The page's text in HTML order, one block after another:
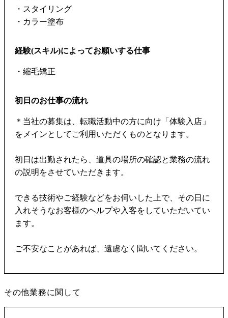
・スタイリング
・カラー塗布
経験(スキル)によってお願いする仕事
・縮毛矯正
初日のお仕事の流れ
＊当社の募集は、転職活動中の方に向け「体験入店」
をメインとしてご利用いただくものとなります。
初日は出勤されたら、道具の場所の確認と業務の流れ
の説明をさせていただきます。
できる技術やご経験などをお伺いした上で、その日に
入れそうなお客様のヘルプや入客をしていただいてい
ます。
ご不安なことがあれば、遠慮なく聞いてください。
その他業務に関して